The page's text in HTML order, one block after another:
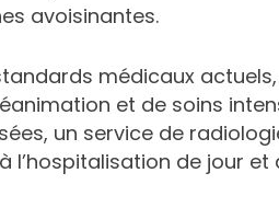
avoisinantes.
médicaux actuels,
et de soins
un service de
l’hospitalisation de jour et